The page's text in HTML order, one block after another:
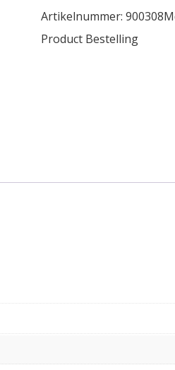
Artikelnummer: 900308
Product Bestelling